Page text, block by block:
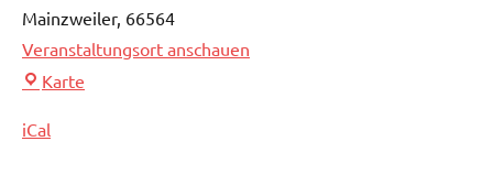
Mainzweiler, 66564
Veranstaltungsort anschauen
Karte
iCal